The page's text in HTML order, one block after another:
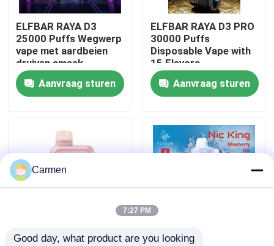
Over ons
Fabrieksreis
Kwaliteitscontrole
Vraag een offerte aan
ELFBAR Vape
ELFBAR RAYA D3
25000 Puffs Wegwerp
vape met aardbeien
druiven smaak
Aanvraag sturen
ELFBAR RAYA D3 PRO
30000 Puffs
Disposable Vape with
15 Flavors
Aanvraag sturen
85 x 43 x 22 mm ELFBAR NICKING
Carmen
7:27 PM
Good day, what product are you looking